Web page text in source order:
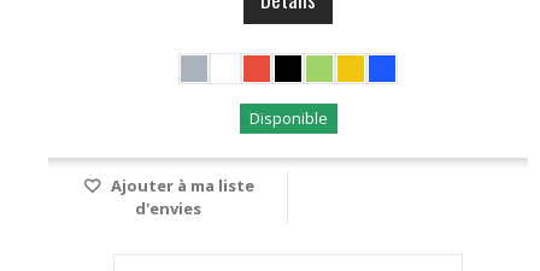
Disponible
Ajouter à ma liste
d'envies